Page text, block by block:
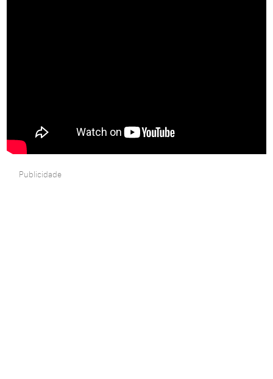
Publicidade